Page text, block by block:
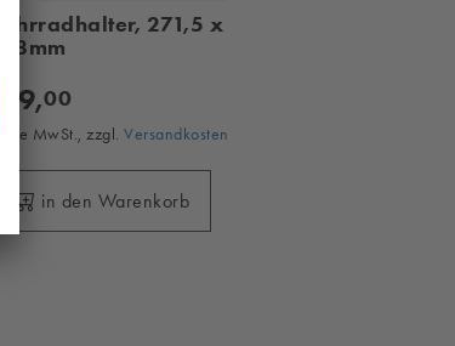
Fahrradhalter, 271,5 x
318mm
119,00
ohne MwSt., zzgl.Versandkosten
in den Warenkorb